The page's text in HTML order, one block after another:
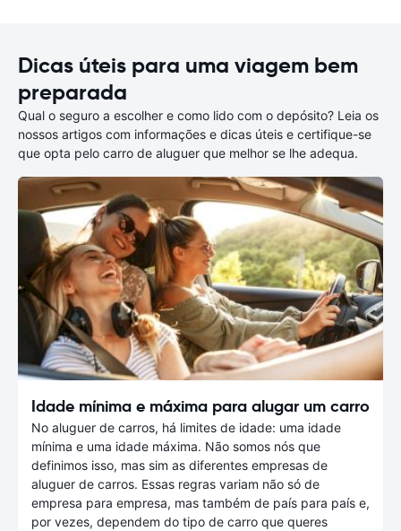
Dicas úteis para uma viagem bem
preparada
Qual o seguro a escolher e como lido com o depósito? Leia os
nossos artigos com informações e dicas úteis e certifique-se
que opta pelo carro de aluguer que melhor se lhe adequa.
Idade mínima e máxima para alugar um carro
No aluguer de carros, há limites de idade: uma idade
mínima e uma idade máxima. Não somos nós que
definimos isso, mas sim as diferentes empresas de
aluguer de carros. Essas regras variam não só de
empresa para empresa, mas também de país para país e,
por vezes, dependem do tipo de carro que queres